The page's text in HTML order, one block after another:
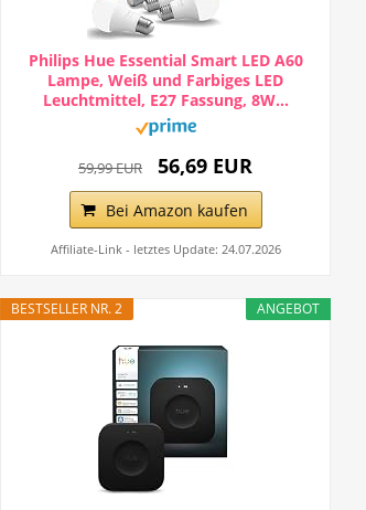
Philips Hue Essential Smart LED A60
Lampe, Weiß und Farbiges LED
Leuchtmittel, E27 Fassung, 8W...
59,99 EUR 56,69 EUR
Bei Amazon kaufen
Affiliate-Link - letztes Update: 24.07.2026
ANGEBOT
BESTSELLER NR. 2